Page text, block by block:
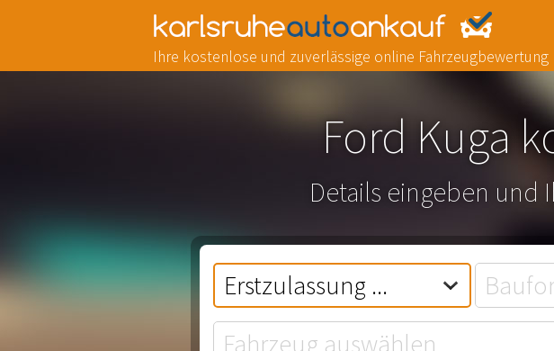
Ihre kostenlose und zuverlässige online Fahrzeugbewertung
Ford Kuga
Details eingeben und